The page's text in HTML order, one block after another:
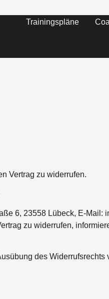
Trainingspläne
Vertrag zu widerrufen.
6, 23558 Lübeck, E-
zu widerrufen,
des Widerrufsrechts